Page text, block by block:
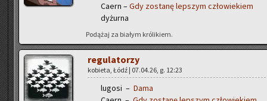
Caern –Gdy zo­sta­nę lep­szym czło­wie­kiem
dy­żur­na
Po­dą­żaj za bia­łym kró­li­kiem.
re­gu­la­to­rzy
ko­bie­ta, Łódź | 07.04.26, g. 12:23
lu­go­si – Dama